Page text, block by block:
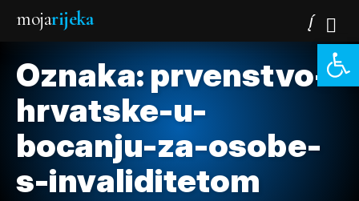
mojarijeka
Oznaka: prvenstvo-
hrvatske-u-
bocanju-za-osobe-
s-invaliditetom